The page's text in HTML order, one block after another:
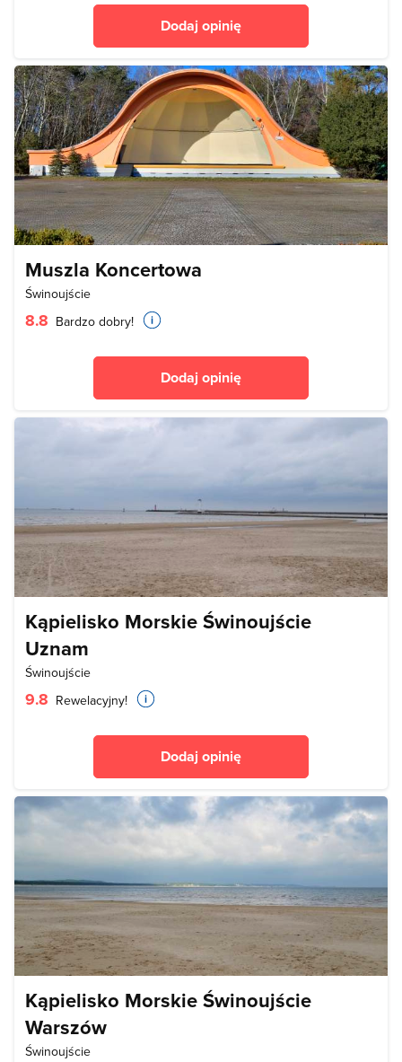
Dodaj opinię
Muszla Koncertowa
Świnoujście
8.8 Bardzo dobry!
Dodaj opinię
Kąpielisko Morskie Świnoujście
Uznam
Świnoujście
9.8 Rewelacyjny!
Dodaj opinię
Kąpielisko Morskie Świnoujście
Warszów
Świnoujście